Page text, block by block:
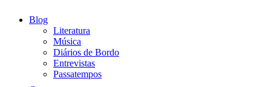
Blog
Literatura
Música
Diários de Bordo
Entrevistas
Passatempos